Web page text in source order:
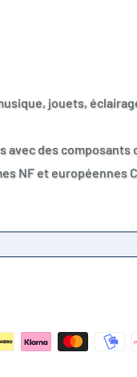
jouets,
avec des composants
NF et européennes